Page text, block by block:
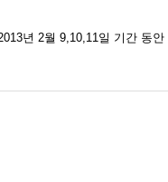
년 2월 9,10,11일 기간 동